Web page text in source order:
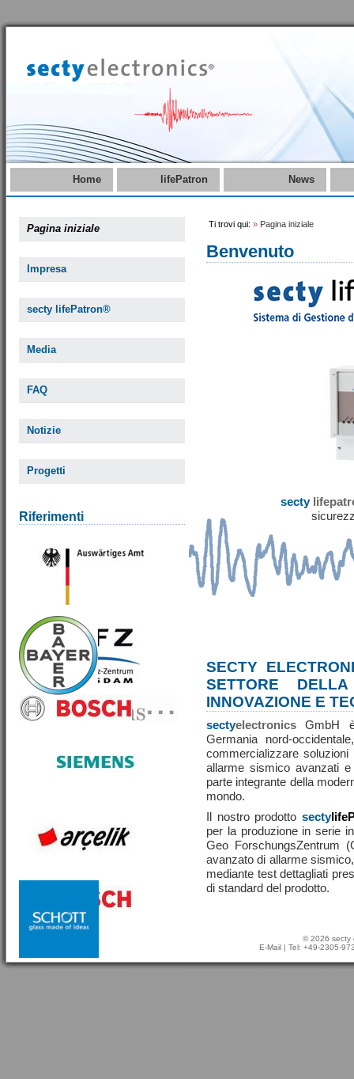
Home lifePatron News
Pagina iniziale
Impresa
secty lifePatron®
Media
FAQ
Notizie
Progetti
Riferimenti
Ti trovi qui: » Pagina iniziale
Benvenuto
secty
SECTY
SETTORE
INNOVAZIONE E
sectyelectronics GmbH
Germania nord-
commercializzare
allarme sismico avanzati
parte integrante della
mondo.
Il nostro prodotto secty
per la produzione in serie
Geo ForschungsZentrum
avanzato di allarme
mediante test dettagliati
di standard del prodotto.
© 2026 secty
E-Mail | Tel: +49-2305-